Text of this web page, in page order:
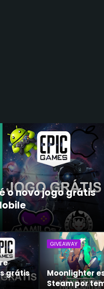
o novo jogo grátis
grátis
GIVEAWAY
Moonlighter
Steam por